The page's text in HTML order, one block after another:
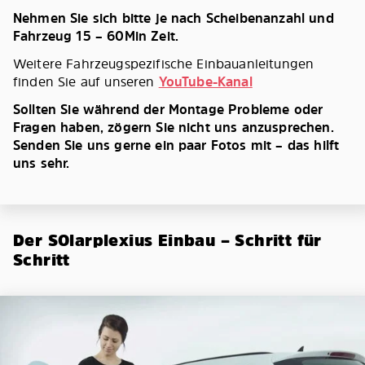
Nehmen Sie sich bitte je nach Scheibenanzahl und
Fahrzeug 15 – 60Min Zeit.
Weitere Fahrzeugspezifische Einbauanleitungen
finden Sie auf unseren YouTube-Kanal
Sollten Sie während der Montage Probleme oder
Fragen haben, zögern Sie nicht uns anzusprechen.
Senden Sie uns gerne ein paar Fotos mit – das hilft
uns sehr.
Der SOlarplexius Einbau – Schritt für
Schritt